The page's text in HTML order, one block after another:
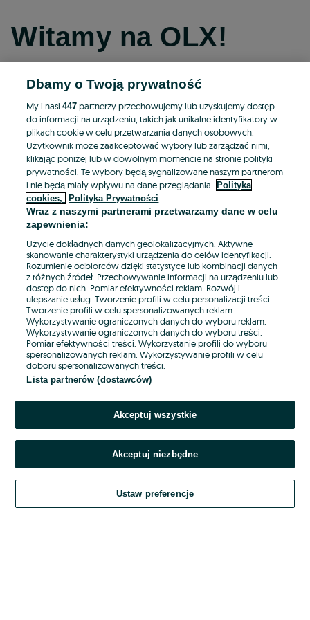
Witamy na OLX!
Kontynuuj przez Facebooka
Kontynuuj przez konto Apple
Kontynuuj przez konto Google
LUB
E-mail
Hasło
Nie pamiętasz hasła?
Zaloguj się
Kontynuując za pośrednictwem jednego z dostawców wskazanych powyżej,
Regulamin serwisu OLX.pl w jego aktualnym brzmieniu.
Dbamy o Twoją prywatność
My i nasi447 partnerzy przechowujemy lub uzyskujemy dostęp
do informacji na urządzeniu, takich jak unikalne identyfikatory w
plikach cookie w celu przetwarzania danych osobowych.
Użytkownik może zaakceptować wybory lub zarządzać nimi,
klikając poniżej lub w dowolnym momencie na stronie polityki
prywatności. Te wybory będą sygnalizowane naszym partnerom
i nie będą miały wpływu na dane przeglądania.
Polityka
cookies,
Polityka Prywatności
Wraz z naszymi partnerami przetwarzamy dane w celu
zapewnienia:
Użycie dokładnych danych geolokalizacyjnych. Aktywne
skanowanie charakterystyki urządzenia do celów identyfikacji.
Rozumienie odbiorców dzięki statystyce lub kombinacji danych
z różnych źródeł. Przechowywanie informacji na urządzeniu lub
dostęp do nich. Pomiar efektywności reklam. Rozwój i
ulepszanie usług. Tworzenie profili w celu personalizacji treści.
Tworzenie profili w celu spersonalizowanych reklam.
Wykorzystywanie ograniczonych danych do wyboru reklam.
Wykorzystywanie ograniczonych danych do wyboru treści.
Pomiar efektywności treści. Wykorzystanie profili do wyboru
spersonalizowanych reklam. Wykorzystywanie profili w celu
doboru spersonalizowanych treści.
Lista partnerów (dostawców)
Akceptuj wszystkie
Akceptuj niezbędne
Ustaw preferencje